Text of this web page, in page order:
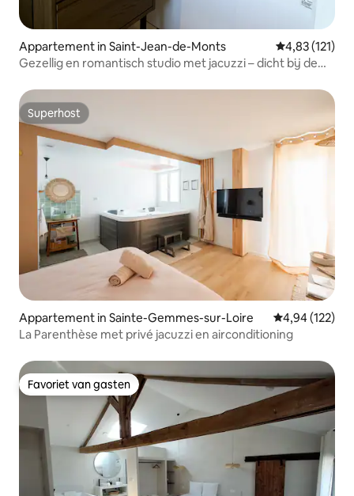
Appartement in Saint-Jean-de-Monts Gemiddelde
4,83 (121)
Gezellig en romantisch studio met jacuzzi – dicht bij de
Superhost
Superhost
Appartement in Sainte-Gemmes-sur-Loire Gemiddelde
4,94 (122)
La Parenthèse met privé jacuzzi en airconditioning
Favoriet van gasten
Favoriet van gasten